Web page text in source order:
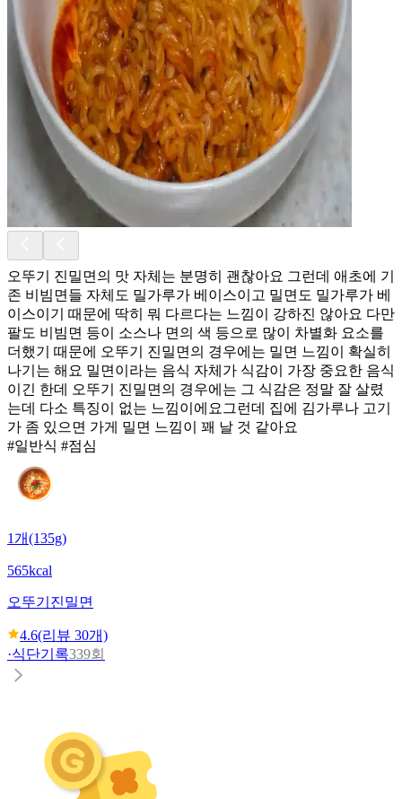
오뚜기 진밀면의 맛 자체는 분명히 괜찮아요 그런데 애초에 기
존 비빔면들 자체도 밀가루가 베이스이고 밀면도 밀가루가 베
이스이기 때문에 딱히 뭐 다르다는 느낌이 강하진 않아요 다만
팔도 비빔면 등이 소스나 면의 색 등으로 많이 차별화 요소를
더했기 때문에 오뚜기 진밀면의 경우에는 밀면 느낌이 확실히
나기는 해요 밀면이라는 음식 자체가 식감이 가장 중요한 음식
이긴 한데 오뚜기 진밀면의 경우에는 그 식감은 정말 잘 살렸
는데 다소 특징이 없는 느낌이에요 ​ 그런데 집에 김가루나 고기
가 좀 있으면 가게 밀면 느낌이 꽤 날 것 같아요
#일반식 #점심
1개(135g)
565kcal
오뚜기 진밀면
4.6(리뷰 30개)
·식단기록339회